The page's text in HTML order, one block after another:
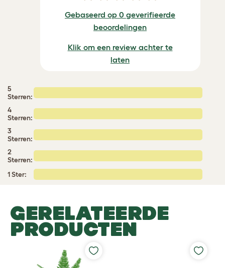
Gebaseerd op 0 geverifieerde
beoordelingen
Klik om een review achter te
laten
5
Sterren:
4
Sterren:
3
Sterren:
2
Sterren:
1 Ster:
GERELATEERDE
PRODUCTEN